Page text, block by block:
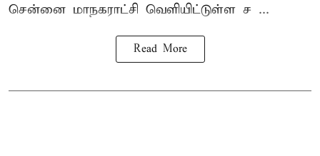
சென்னை மாநகராட்சி வெளியிட்டுள்ள ச ...
Read More